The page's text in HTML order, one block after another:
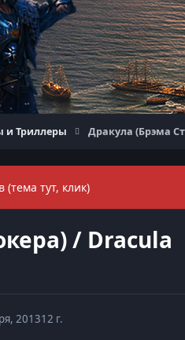
и Триллеры Дракула (Брэма
тут, клик)
/ Dracula
201312 г.